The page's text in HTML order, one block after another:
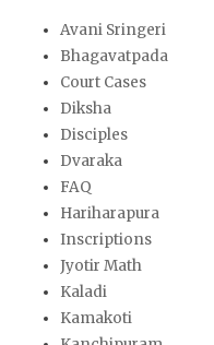
Avani Sringeri
Bhagavatpada
Court Cases
Diksha
Disciples
Dvaraka
FAQ
Hariharapura
Inscriptions
Jyotir Math
Kaladi
Kamakoti